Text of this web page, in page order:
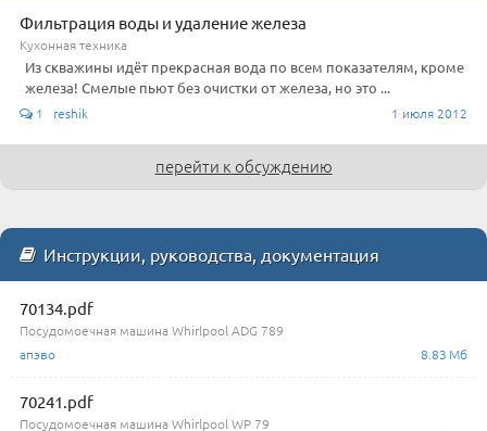
Фильтрация воды и удаление железа
Кухонная техника
Из скважины идёт прекрасная вода по всем показателям, кроме
железа! Смелые пьют без очистки от железа, но это ...
1 reshik 1 июля 2012
перейти к обсуждению
Инструкции, руководства, документация
70134.pdf
Посудомоечная машина Whirlpool ADG 789
апэво
8.83 Мб
70241.pdf
Посудомоечная машина Whirlpool WP 79